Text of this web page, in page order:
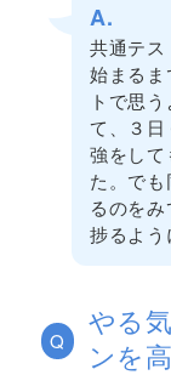
A.
共通テ
始まる
トで思
て、３
強をし
た。で
るのを
捗るよう
Q
やる
ンを